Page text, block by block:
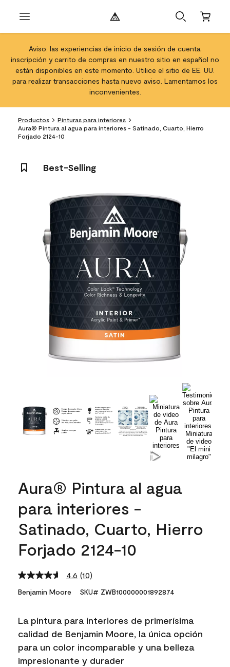
Aviso: las experiencias de inicio de sesión de cuenta,
inscripción y carrito de compras en nuestro sitio en español no
están disponibles en este momento. Utilice el sitio de EE. UU.
para realizar transacciones hasta nuevo aviso. Lamentamos los
inconvenientes.
Productos
Pinturas para interiores
Aura® Pintura al agua para interiores - Satinado, Cuarto, Hierro
Forjado 2124-10
Best-Selling
Aura® Pintura al agua
para interiores -
Satinado, Cuarto, Hierro
Forjado 2124-10
4.6 Read
10
Reviews.
link.
(10)
Benjamin Moore SKU# ZWB100000001892874
La pintura para interiores de primerísima
calidad de Benjamin Moore, la única opción
para un color incomparable y una belleza
impresionante y durader